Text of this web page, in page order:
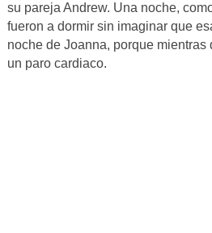
su pareja Andrew. Una noche,
fueron a dormir sin imaginar que
noche de Joanna, porque mientras
un paro cardiaco.